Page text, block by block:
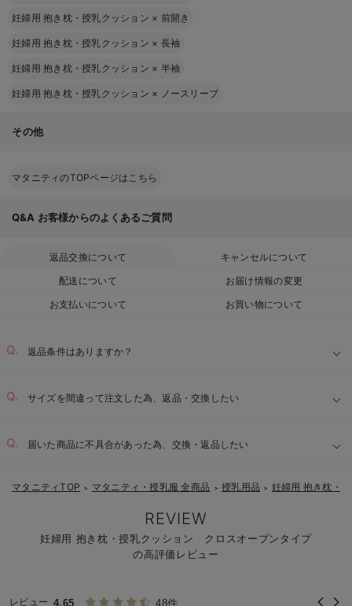
妊婦用 抱き枕・授乳クッション × 前開き
妊婦用 抱き枕・授乳クッション × 長袖
妊婦用 抱き枕・授乳クッション × 半袖
妊婦用 抱き枕・授乳クッション × ノースリーブ
その他
マタニティのTOPページはこちら
Q&A お客様からのよくあるご質問
返品交換について
キャンセルについて
配送について
お届け情報の変更
お支払いについて
お買い物について
返品条件はありますか？
サイズを間違って注文した為、返品・交換したい
届いた商品に不具合があった為、交換・返品したい
マタニティTOP ＞ マタニティ・授乳服 全商品 ＞ 授乳用品 ＞ 妊婦用 抱き枕・
REVIEW
妊婦用 抱き枕・授乳クッション クロスオープンタイプ
の高評価レビュー
レビュー 4.65 48件